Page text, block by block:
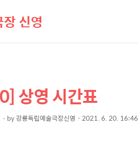
신영
상영 시간표
by강릉독립예술극장신영 2021. 6. 20. 16:46